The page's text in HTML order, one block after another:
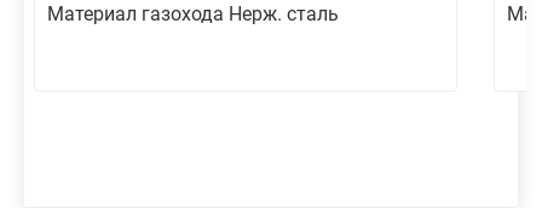
Материал газохода Нерж. сталь